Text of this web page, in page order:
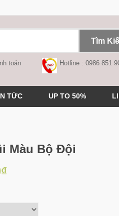
Tìm
toán Hotline : 0986 851
TỨC UP TO 50%
Màu Bộ Đội